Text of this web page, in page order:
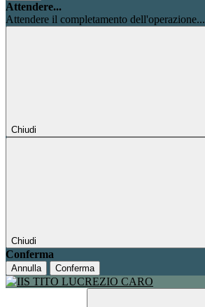
Attendere...
Attendere il completamento dell'operazione...
Chiudi
Chiudi
Conferma
Annulla Conferma